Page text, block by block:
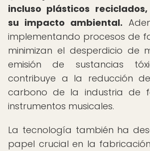
incluso plásticos
su impacto ambiental.
implementando procesos de
minimizan el desperdicio de
emisión de sustancias
contribuye a la reducción
carbono de la industria de
instrumentos musicales.
La tecnología también ha
papel crucial en la